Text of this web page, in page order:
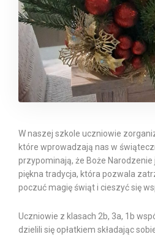
W naszej szkole uczniowie
które wprowadzają nas w
przypominają, że Boże
piękna tradycja, która pozwala
poczuć magię świąt i cieszyć się
Uczniowie z klasach 2b, 3a, 1b
dzielili się opłatkiem składając